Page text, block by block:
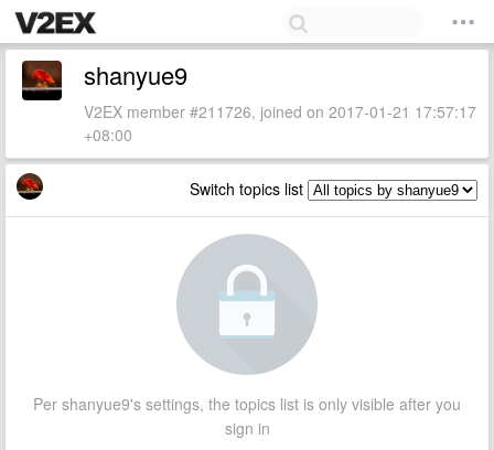
shanyue9
V2EX member #211726, joined on 2017-01-21 17:57:17
+08:00
Switch topics list
Per shanyue9's settings, the topics list is only visible after you
sign in